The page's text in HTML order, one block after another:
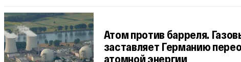
Атом против барреля.
заставляет Германию
атомной энергии